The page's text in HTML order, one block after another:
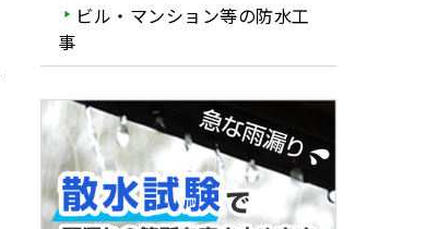
ビル・マンション等の防水工
事